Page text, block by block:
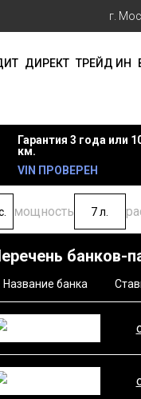
г.
ДИРЕКТ ТРЕЙД ИН
Гарантия 3 года или
км.
VIN ПРОВЕРЕН
мощность 7 л.
банков-
Название банка